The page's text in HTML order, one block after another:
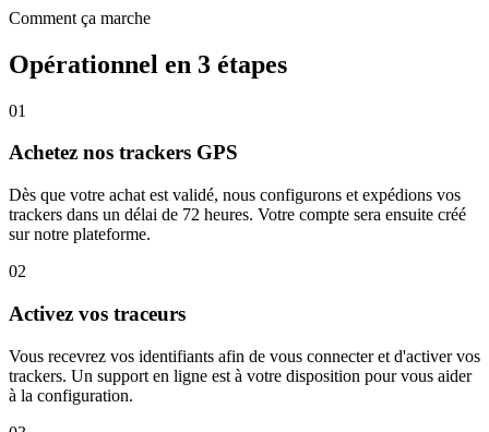
Comment ça marche
Opérationnel en 3 étapes
01
Achetez nos trackers GPS
Dès que votre achat est validé, nous configurons et expédions vos
trackers dans un délai de 72 heures. Votre compte sera ensuite créé
sur notre plateforme.
02
Activez vos traceurs
Vous recevrez vos identifiants afin de vous connecter et d'activer vos
trackers. Un support en ligne est à votre disposition pour vous aider
à la configuration.